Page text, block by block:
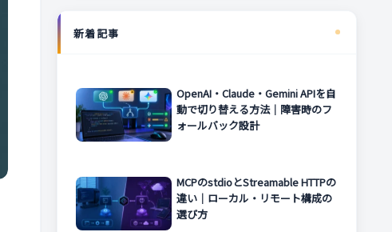
新着記事
OpenAI・Claude・Gemini APIを自
動で切り替える方法｜障害時のフ
ォールバック設計
MCPのstdioとStreamable HTTPの
違い｜ローカル・リモート構成の
選び方